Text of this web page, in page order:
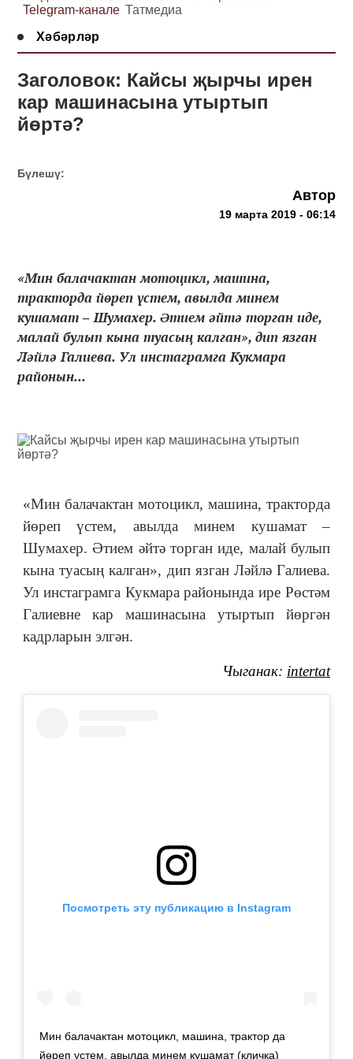
Telegram-канале Татмедиа
Хәбәрләр
Заголовок: Кайсы җырчы ирен
кар машинасына утыртып
йөртә?
Бүлешү:
Автор
19 марта 2019 - 06:14
«Мин балачактан мотоцикл, машина,
тракторда йөреп үстем, авылда минем
кушамат ‒ Шумахер. Əтием әйтә торган иде,
малай булып кына туасың калган», дип язган
Ләйлә Галиева. Ул инстаграмга Кукмара
районын...
«Мин балачактан мотоцикл, машина, тракторда
йөреп үстем, авылда минем кушамат ‒
Шумахер. Əтием әйтә торган иде, малай булып
кына туасың калган», дип язган Ләйлә Галиева.
Ул инстаграмга Кукмара районында ире Рөстәм
Галиевне кар машинасына утыртып йөргән
кадрларын элгән.
Чыганак: intertat
Посмотреть эту публикацию в Instagram
Мин балачактан мотоцикл, машина, трактор да
йөреп үстем, авылда минем кушамат (кличка)